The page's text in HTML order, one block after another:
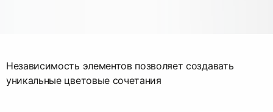
Независимость элементов позволяет создавать
уникальные цветовые сочетания